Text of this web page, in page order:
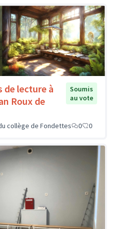
de lecture à
Roux de
Soumis
au vote
collège de Fondettes 0 0